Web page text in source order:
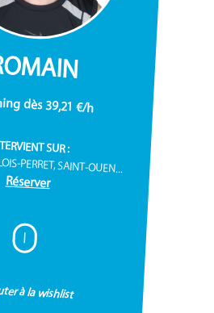
dès 39,21 €/h
SUR :
PERRET, SAINT-OUEN...
Réserver
I
à la wishlist